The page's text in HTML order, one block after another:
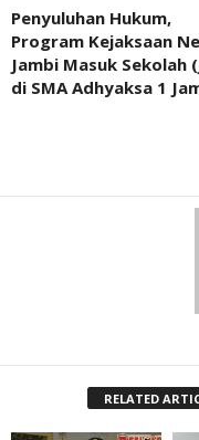
Penyuluhan Hukum,
Program Kejaksaan
Jambi Masuk Sekolah
di SMA Adhyaksa 1
RELATED